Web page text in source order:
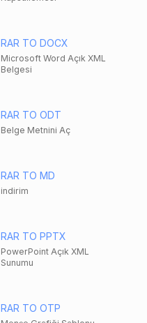
RAR TO DOCX
Microsoft Word Açık XML
Belgesi
RAR TO ODT
Belge Metnini Aç
RAR TO MD
indirim
RAR TO PPTX
PowerPoint Açık XML
Sunumu
RAR TO OTP